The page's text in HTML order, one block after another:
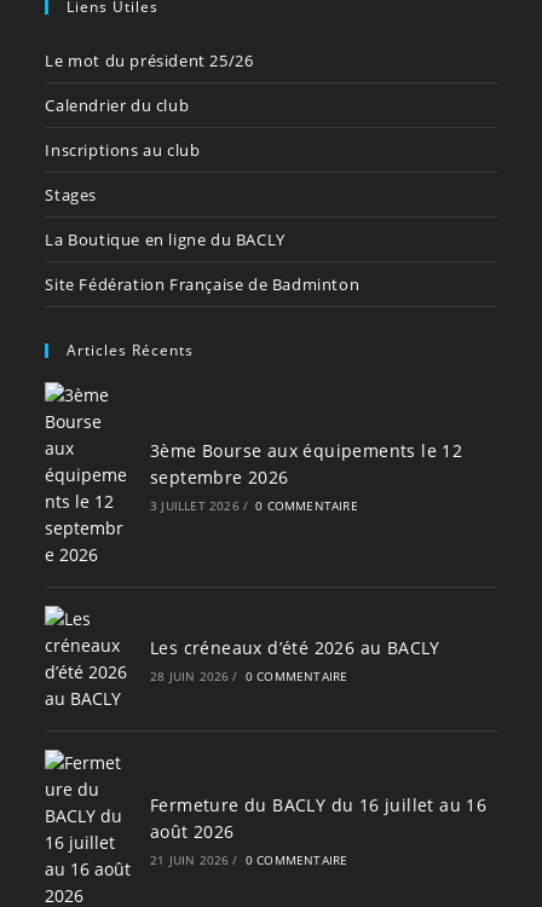
Liens Utiles
Le mot du président 25/26
Calendrier du club
Inscriptions au club
Stages
La Boutique en ligne du BACLY
Site Fédération Française de Badminton
Articles Récents
3ème Bourse aux équipements le 12
septembre 2026
3 JUILLET 2026 / 0 COMMENTAIRE
Les créneaux d’été 2026 au BACLY
28 JUIN 2026 / 0 COMMENTAIRE
Fermeture du BACLY du 16 juillet au 16
août 2026
21 JUIN 2026 / 0 COMMENTAIRE